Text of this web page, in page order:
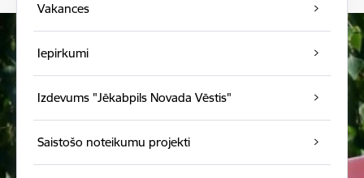
Vakances
Iepirkumi
Izdevums "Jēkabpils Novada Vēstis"
Saistošo noteikumu projekti